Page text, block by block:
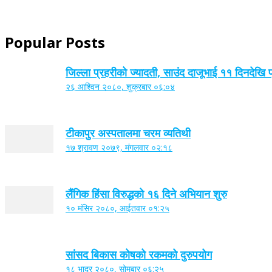
Popular Posts
जिल्ला प्रहरीको ज्यादती, साउंद दाजूभाई ११ दिनदेखि
२६ आश्विन २०८०, शुक्रबार ०६:०४
टीकापुर अस्पतालमा चरम व्यतिथी
१७ श्रावण २०७९, मंगलवार ०२:१८
लैंगिक हिंसा विरुद्धको १६ दिने अभियान शुरु
१० मंसिर २०८०, आईतवार ०१:२५
सांसद बिकास कोषको रकमको दुरुपयोग
१८ भाद्र २०८०, सोमबार ०६:२५